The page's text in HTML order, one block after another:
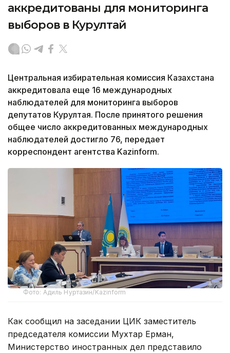
аккредитованы для мониторинга
выборов в Курултай
Центральная избирательная комиссия Казахстана
аккредитовала еще 16 международных
наблюдателей для мониторинга выборов
депутатов Курултая. После принятого решения
общее число аккредитованных международных
наблюдателей достигло 76, передает
корреспондент агентства Kazinform.
Фото: Адиль Нуртазин/Kazinform
Как сообщил на заседании ЦИК заместитель
председателя комиссии Мухтар Ерман,
Министерство иностранных дел представило